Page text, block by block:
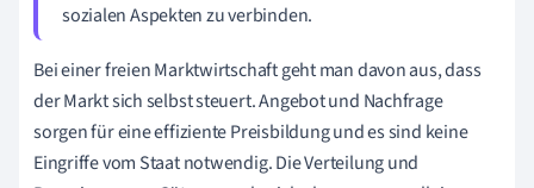
sozialen Aspekten zu verbinden.
Bei einer freien Marktwirtschaft geht man davon aus, dass
der Markt sich selbst steuert. Angebot und Nachfrage
sorgen für eine effiziente Preisbildung und es sind keine
Eingriffe vom Staat notwendig. Die Verteilung und